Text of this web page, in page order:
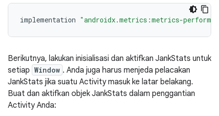
implementation "androidx.metrics:metrics-
Berikutnya, lakukan inisialisasi dan aktifkan JankStats untuk
setiap Window . Anda juga harus menjeda pelacakan
JankStats jika suatu Activity masuk ke latar belakang.
Buat dan aktifkan objek JankStats dalam penggantian
Activity Anda: